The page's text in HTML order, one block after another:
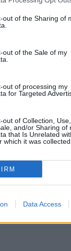
out of the Sharing of
out of the Sale of my
out of processing my
for Targeted
out of Collection, Use,
and/or Sharing of
that Is Unrelated
which it was collected.
Data Access